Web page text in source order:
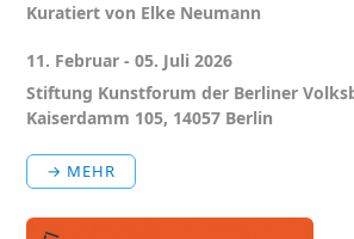
Kuratiert von Elke Neumann
11. Februar - 05. Juli 2026
Stiftung Kunstforum der Berliner
Kaiserdamm 105, 14057 Berlin
→ MEHR